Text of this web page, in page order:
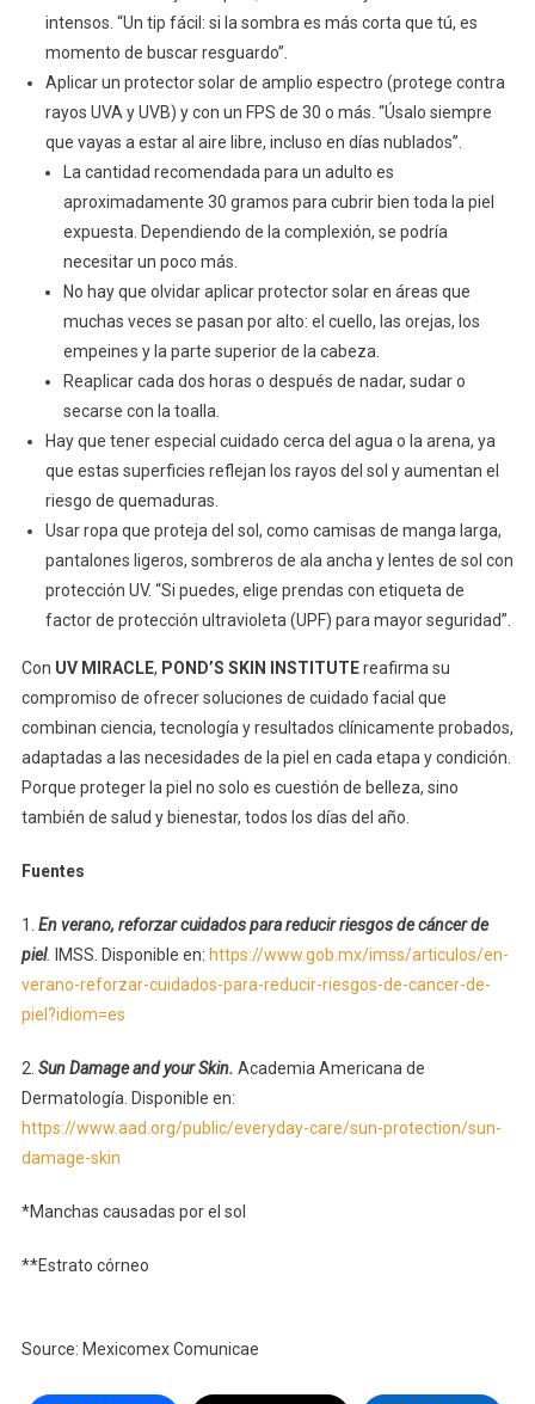
intensos. “Un tip fácil: si la sombra es más corta que tú, es
momento de buscar resguardo”.
Aplicar un protector solar de amplio espectro (protege contra
rayos UVA y UVB) y con un FPS de 30 o más. “Úsalo siempre
que vayas a estar al aire libre, incluso en días nublados”.
La cantidad recomendada para un adulto es
aproximadamente 30 gramos para cubrir bien toda la piel
expuesta. Dependiendo de la complexión, se podría
necesitar un poco más.
No hay que olvidar aplicar protector solar en áreas que
muchas veces se pasan por alto: el cuello, las orejas, los
empeines y la parte superior de la cabeza.
Reaplicar cada dos horas o después de nadar, sudar o
secarse con la toalla.
Hay que tener especial cuidado cerca del agua o la arena, ya
que estas superficies reflejan los rayos del sol y aumentan el
riesgo de quemaduras.
Usar ropa que proteja del sol, como camisas de manga larga,
pantalones ligeros, sombreros de ala ancha y lentes de sol con
protección UV. “Si puedes, elige prendas con etiqueta de
factor de protección ultravioleta (UPF) para mayor seguridad”.
Con UV MIRACLE, POND’S SKIN INSTITUTEreafirma su
compromiso de ofrecer soluciones de cuidado facial que
combinan ciencia, tecnología y resultados clínicamente probados,
adaptadas a las necesidades de la piel en cada etapa y condición.
Porque proteger la piel no solo es cuestión de belleza, sino
también de salud y bienestar, todos los días del año.
Fuentes
1. En verano, reforzar cuidados para reducir riesgos de cáncer de
piel. IMSS. Disponible en: https://www.gob.mx/imss/articulos/en-
verano-reforzar-cuidados-para-reducir-riesgos-de-cancer-de-
piel?idiom=es
2. Sun Damage and your Skin. Academia Americana de
Dermatología. Disponible en:
https://www.aad.org/public/everyday-care/sun-protection/sun-
damage-skin
*Manchas causadas por el sol
**Estrato córneo
Source: Mexicomex Comunicae